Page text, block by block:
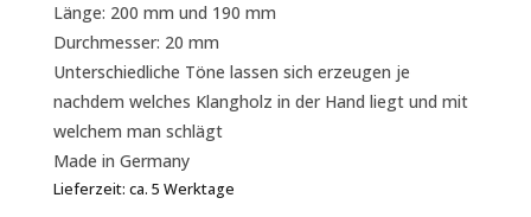
Länge: 200 mm und 190 mm
Durchmesser: 20 mm
Unterschiedliche Töne lassen sich erzeugen je
nachdem welches Klangholz in der Hand liegt und mit
welchem man schlägt
Made in Germany
Lieferzeit: ca. 5 Werktage